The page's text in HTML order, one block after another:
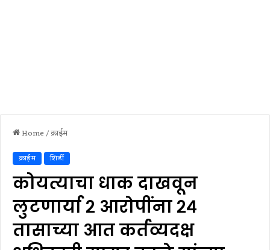
Home/क्राईम
क्राईम शिर्डी
कोयत्याचा धाक दाखवून
लुटणार्या २ आरोपींना २४
तासाच्या आत कर्तव्यदक्ष